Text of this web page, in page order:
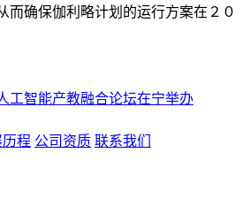
而确保伽利略计划的运行方案在２０
工智能产教融合论坛在宁举办
程 公司资质 联系我们